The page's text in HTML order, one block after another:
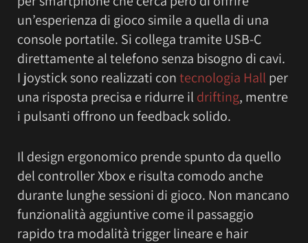
un’esperienza di gioco simile a quella di una
console portatile. Si collega tramite USB-C
direttamente al telefono senza bisogno di cavi.
I joystick sono realizzati contecnologia Hall per
una risposta precisa e ridurre il drifting, mentre
i pulsanti offrono un feedback solido.
Il design ergonomico prende spunto da quello
del controller Xbox e risulta comodo anche
durante lunghe sessioni di gioco. Non mancano
funzionalità aggiuntive come il passaggio
rapido tra modalità trigger lineare e hair